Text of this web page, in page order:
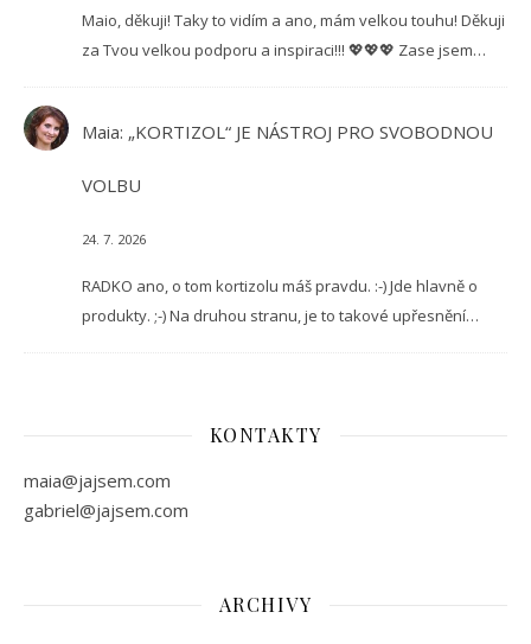
Maio, děkuji! Taky to vidím a ano, mám velkou touhu! Děkuji
za Tvou velkou podporu a inspiraci!!! 💖💖💖 Zase jsem…
Maia: „KORTIZOL“ JE NÁSTROJ PRO SVOBODNOU
VOLBU
24. 7. 2026
RADKO ano, o tom kortizolu máš pravdu. :-) Jde hlavně o
produkty. ;-) Na druhou stranu, je to takové upřesnění…
KONTAKTY
maia@jajsem.com
gabriel@jajsem.com
ARCHIVY